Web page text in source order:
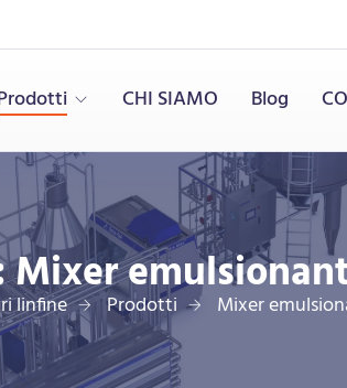
CHI SIAMO Blog
Mixer
linfine Prodotti Mixer